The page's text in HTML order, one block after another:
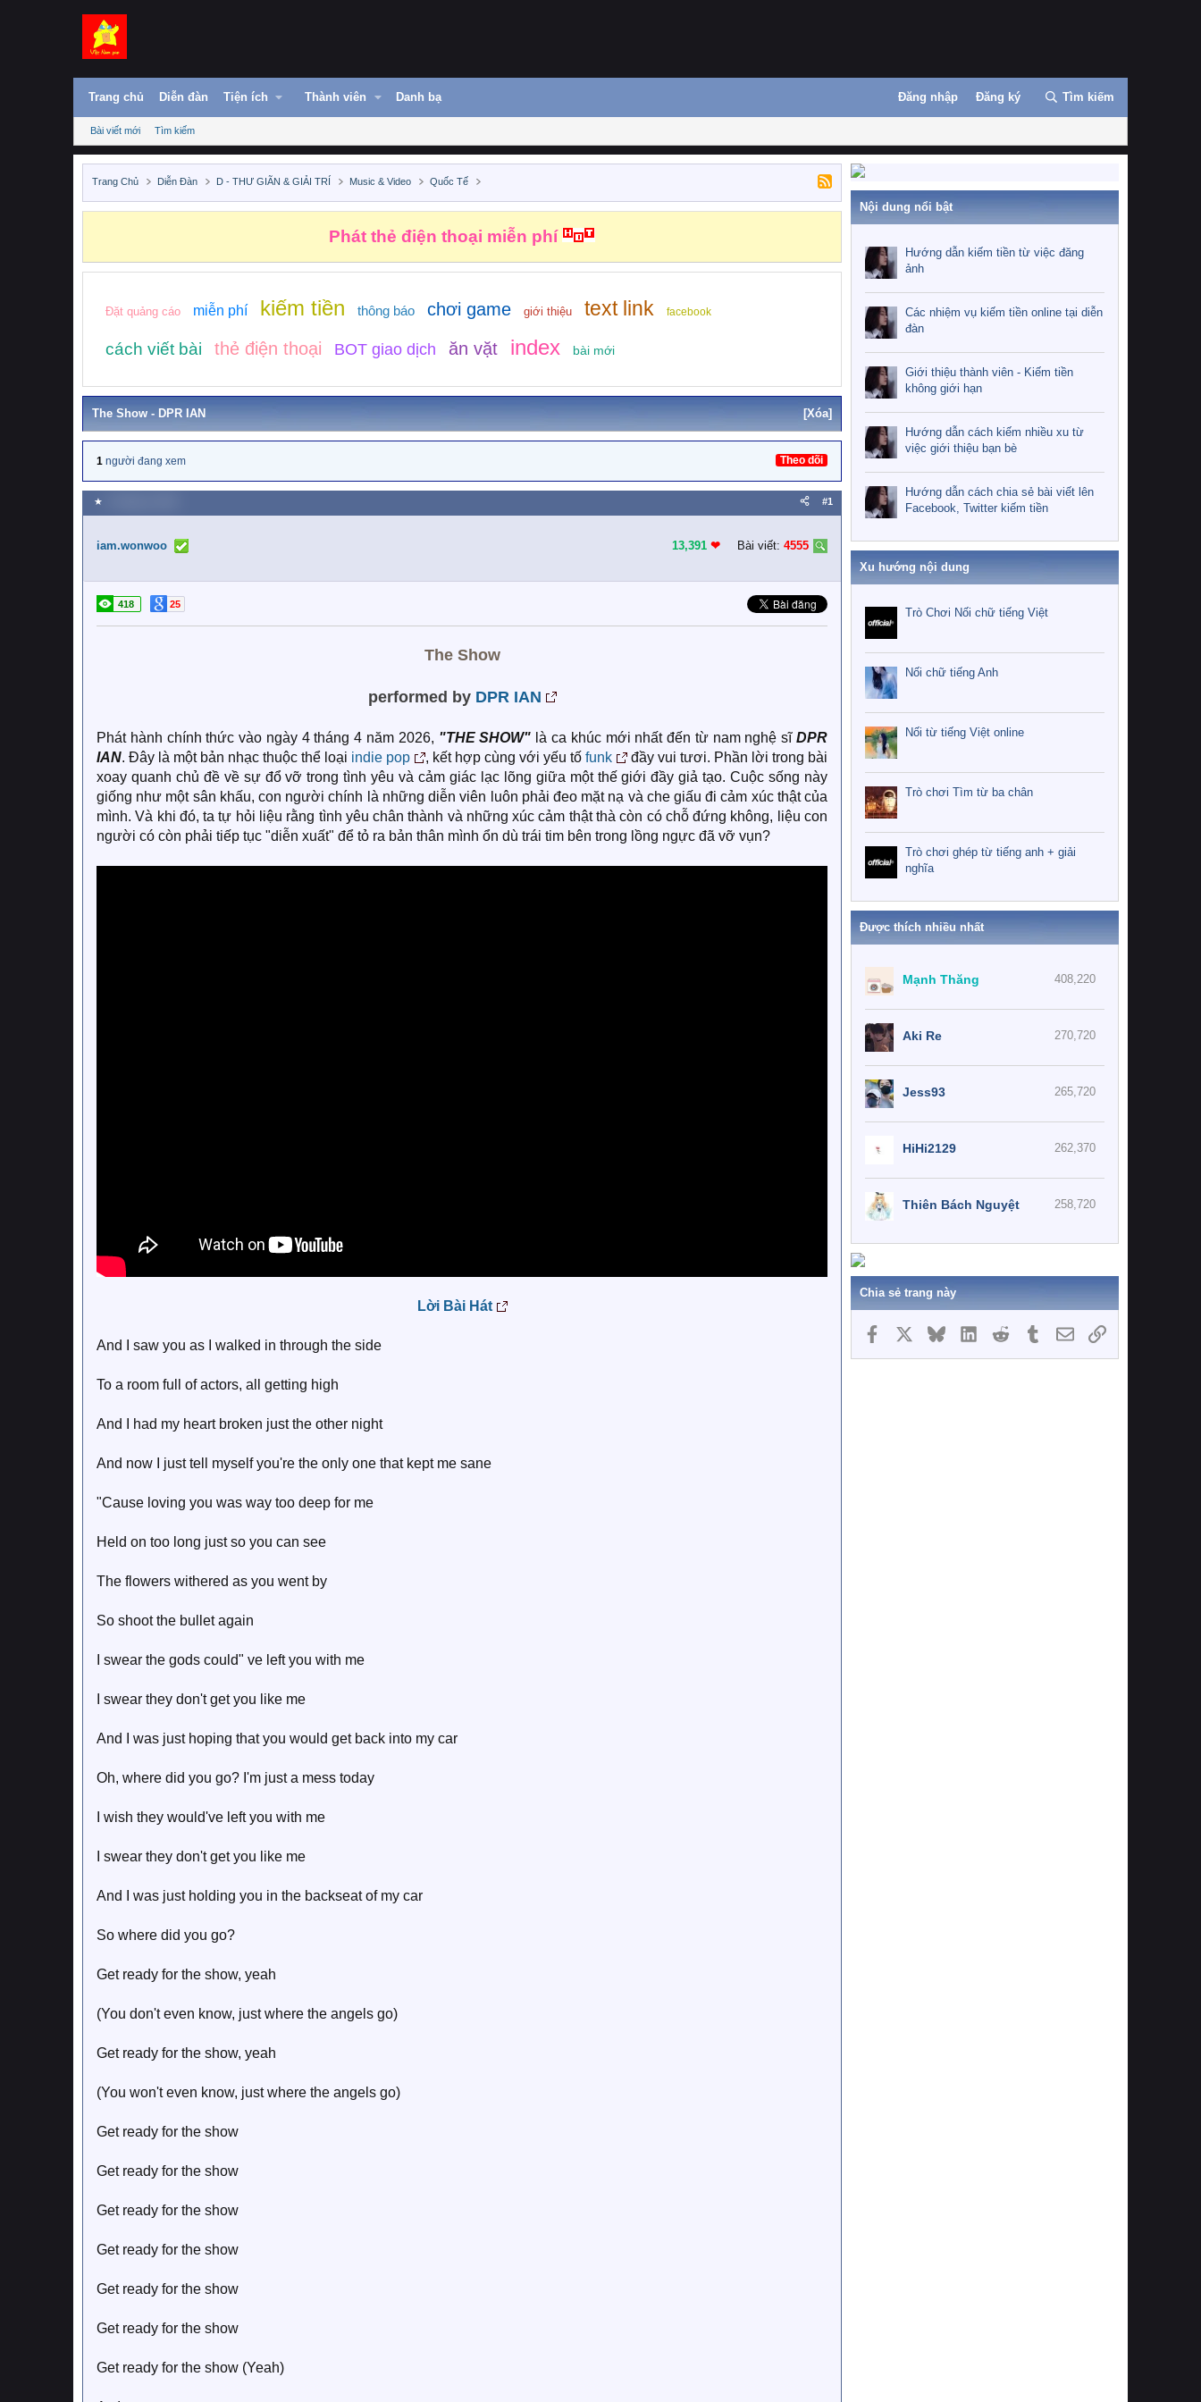
Trang chủ Diễn đàn Tiện ích Thành viên Danh bạ Đăng nhập Đăng ký Tìm kiếm
Bài viết mới Tìm kiếm
Trang Chủ Diễn Đàn D - THƯ GIÃN & GIẢI TRÍ Music & Video Quốc Tế
Phát thẻ điện thoại miễn phí
Đặt quảng cáo miễn phí kiếm tiền thông báo chơi game giới thiệu text link facebook
cách viết bài thẻ điện thoại BOT giao dịch ăn vặt index bài mới
The Show - DPR IAN [Xóa]
1 người đang xem Theo dõi
★ #1
iam.wonwoo 13,391 ❤︎ Bài viết: 4555
418 25
The Show
performed by DPR IAN
Phát hành chính thức vào ngày 4 tháng 4 năm 2026, "THE SHOW" là ca khúc mới nhất đến từ nam nghệ sĩDPR
IAN. Đây là một bản nhạc thuộc thể loại indie pop , kết hợp cùng với yếu tố funk
đầy vui tươi. Phần lời trong bài
xoay quanh chủ đề về sự đổ vỡ trong tình yêu và cảm giác lạc lõng giữa một thế giới đầy giả tạo. Cuộc sống này
giống như một sân khấu, con người chính là những diễn viên luôn phải đeo mặt nạ và che giấu đi cảm xúc thật của
mình. Và khi đó, ta tự hỏi liệu rằng tình yêu chân thành và những xúc cảm thật thà còn có chỗ đứng không, liệu con
người có còn phải tiếp tục "diễn xuất" để tỏ ra bản thân mình ổn dù trái tim bên trong lồng ngực đã vỡ vụn?
Lời Bài Hát
And I saw you as I walked in through the side
To a room full of actors, all getting high
And I had my heart broken just the other night
And now I just tell myself you're the only one that kept me sane
"Cause loving you was way too deep for me
Held on too long just so you can see
The flowers withered as you went by
So shoot the bullet again
I swear the gods could" ve left you with me
I swear they don't get you like me
And I was just hoping that you would get back into my car
Oh, where did you go? I'm just a mess today
I wish they would've left you with me
I swear they don't get you like me
And I was just holding you in the backseat of my car
So where did you go?
Get ready for the show, yeah
(You don't even know, just where the angels go)
Get ready for the show, yeah
(You won't even know, just where the angels go)
Get ready for the show
Get ready for the show
Get ready for the show
Get ready for the show
Get ready for the show
Get ready for the show
Get ready for the show (Yeah)
Nội dung nổi bật
Hướng dẫn kiếm tiền từ việc đăng
ảnh
Các nhiệm vụ kiếm tiền online tại diễn
đàn
Giới thiệu thành viên - Kiếm tiền
không giới hạn
Hướng dẫn cách kiếm nhiều xu từ
việc giới thiệu bạn bè
Hướng dẫn cách chia sẻ bài viết lên
Facebook, Twitter kiếm tiền
Xu hướng nội dung
Trò Chơi Nối chữ tiếng Việt
Nối chữ tiếng Anh
Nối từ tiếng Việt online
Trò chơi Tìm từ ba chân
Trò chơi ghép từ tiếng anh + giải
nghĩa
Được thích nhiều nhất
408,220
Mạnh Thăng
270,720
Aki Re
265,720
Jess93
262,370
HiHi2129
258,720
Thiên Bách Nguyệt
Chia sẻ trang này
Facebook BlueskyLinkedInReddit TumblrEmailLink